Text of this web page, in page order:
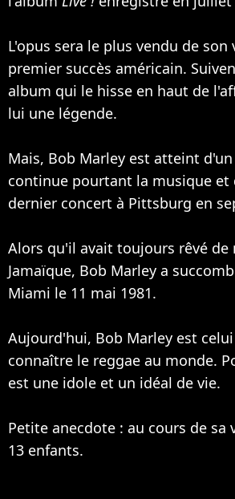
L'opus sera le plus vendu de son
premier succès américain.
album qui le hisse en haut de
lui une légende.
Mais, Bob Marley est atteint d'un
continue pourtant la musique et
dernier concert à Pittsburg en
Alors qu'il avait toujours rêvé de
Jamaïque, Bob Marley a
Miami le 11 mai 1981.
Aujourd'hui, Bob Marley est
connaître le reggae au monde.
est une idole et un idéal de vie.
Petite anecdote : au cours de sa
13 enfants.